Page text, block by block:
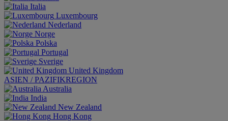
Italia
Luxembourg
Nederland
Norge
Polska
Portugal
Sverige
United Kingdom
ASIEN / PAZIFIKREGION
Australia
India
New Zealand
Hong Kong